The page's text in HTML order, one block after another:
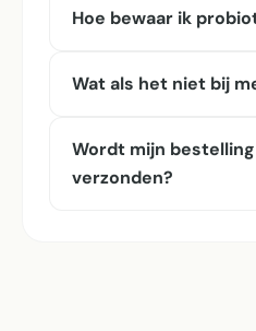
Hoe bewaar ik
Wat als het niet bij
Wordt mijn
verzonden?